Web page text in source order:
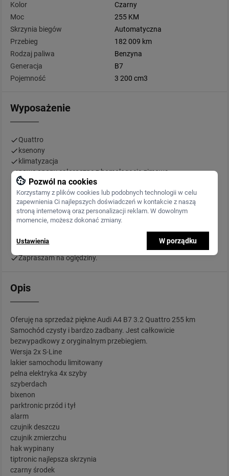
Kolor
Czarny
Moc
255 KM
Skrzynia biegów
Automatyczna
Przebieg
182 009 km
Rodzaj paliwa
Benzyna
Generacja
B7
Pojemność
3 200 cm3
Wyposażenie
Quattro
ksenony
klimatyzacja
nowe opony całoroczne z homologacja zimową
felgi aluminiowe -kierunkowe Forza Limited
limitowany lakier czarny -burgund
po wymianie rozrządu i oleju
tarcze hamulcowe zimmerman wentylowane,nawiercane z
dokumentem zawierającym homologację
auto zarejestrowane na mnie, świeży przegląd i ubezpieczenie
czysty i piękny niezniszczony środek, wręcz salonowy.
Zapraszam na oględziny.
Opis
Oferuję na sprzedaż piękne Audi A4 B7 3.2 Quattro 255 km
Samochód czysty i bardzo zadbany. Jest całkowicie
bezwypadkowy z oryginalnym przebiegiem.
Wersja 2x S-Line
lakier samochodu limitowany
pelna elektryka 4x szyby
szyberdach
bixenon
parktronic przód i tył
alarm
czujnik deszczu
czujnik zmierzchu
hak wypinany
tiptronic najlepsza skrzynia
czarny środek
Pozwól na cookies
Korzystamy z plików cookies lub podobnych technologii w celu
zapewnienia Ci najlepszych doświadczeń w kontakcie z naszą
stroną internetową oraz personalizacji reklam. W dowolnym
momencie, możesz dokonać zmiany.
Ustawienia W porządku